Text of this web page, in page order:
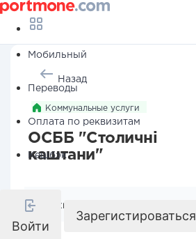
Мобильный
Переводы
Оплата по реквизитам
Кешбэк
Войти
Зарегистироваться
Назад
Коммунальные услуги
ОСББ "Столичні
каштани"
Реквизиты компании